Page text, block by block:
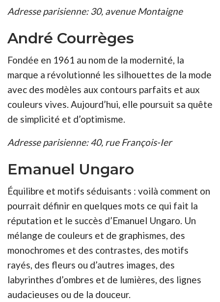
Adresse parisienne: 30, avenue Montaigne
André Courrèges
Fondée en 1961 au nom de la modernité, la
marque a révolutionné les silhouettes de la mode
avec des modèles aux contours parfaits et aux
couleurs vives. Aujourd’hui, elle poursuit sa quête
de simplicité et d’optimisme.
Adresse parisienne: 40, rue François-Ier
Emanuel Ungaro
Équilibre et motifs séduisants : voilà comment on
pourrait définir en quelques mots ce qui fait la
réputation et le succès d’Emanuel Ungaro. Un
mélange de couleurs et de graphismes, des
monochromes et des contrastes, des motifs
rayés, des fleurs ou d’autres images, des
labyrinthes d’ombres et de lumières, des lignes
audacieuses ou de la douceur.